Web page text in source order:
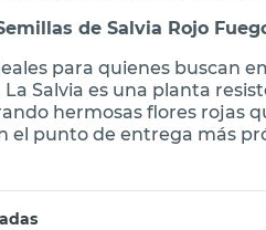
de Salvia Rojo
para quienes buscan
Salvia es una planta
hermosas flores rojas
el punto de entrega más